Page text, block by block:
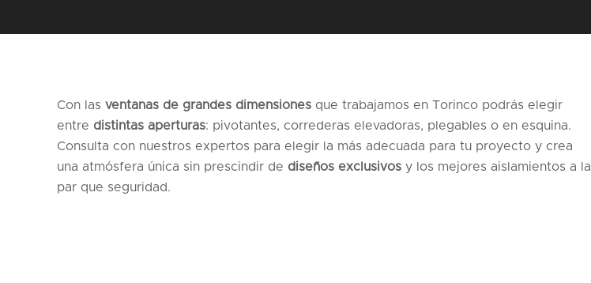
Con las ventanas de grandes dimensiones que trabajamos en Torinco podrás elegir
entre distintas aperturas: pivotantes, correderas elevadoras, plegables o en esquina.
Consulta con nuestros expertos para elegir la más adecuada para tu proyecto y crea
una atmósfera única sin prescindir de diseños exclusivos y los mejores aislamientos a la
par que seguridad.